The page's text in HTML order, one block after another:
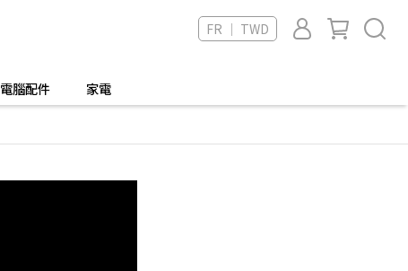
FR ｜ TWD
電腦配件 家電